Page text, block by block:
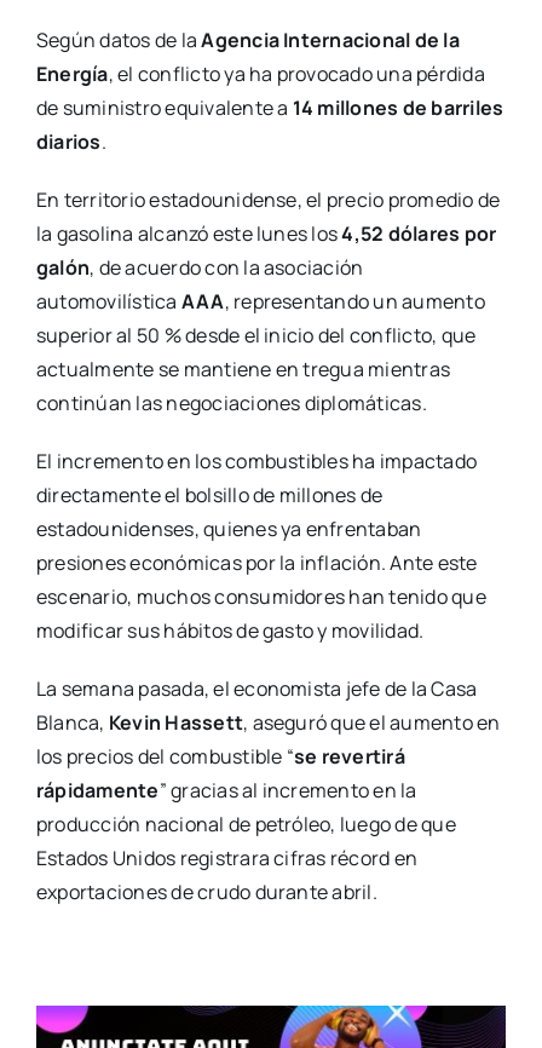
Según datos de laAgencia Internacional de la
Energía, el conflicto ya ha provocado una pérdida
de suministro equivalente a 14 millones de barriles
diarios.
En territorio estadounidense, el precio promedio de
la gasolina alcanzó este lunes los4,52 dólares por
galón, de acuerdo con la asociación
automovilística AAA, representando un aumento
superior al 50 % desde el inicio del conflicto, que
actualmente se mantiene en tregua mientras
continúan las negociaciones diplomáticas.
El incremento en los combustibles ha impactado
directamente el bolsillo de millones de
estadounidenses, quienes ya enfrentaban
presiones económicas por la inflación. Ante este
escenario, muchos consumidores han tenido que
modificar sus hábitos de gasto y movilidad.
La semana pasada, el economista jefe de la Casa
Blanca, Kevin Hassett, aseguró que el aumento en
los precios del combustible “se revertirá
rápidamente” gracias al incremento en la
producción nacional de petróleo, luego de que
Estados Unidos registrara cifras récord en
exportaciones de crudo durante abril.